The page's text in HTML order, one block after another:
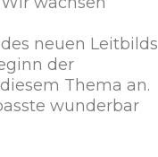
neuen Leitbilds
der
Thema an.
wunderbar